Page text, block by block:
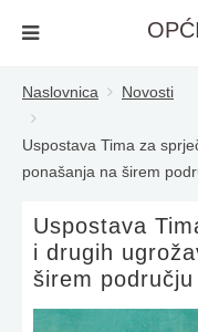
Naslovnica Novosti
Uspostava Tima za
ponašanja na širem
Uspostava
i drugih
širem